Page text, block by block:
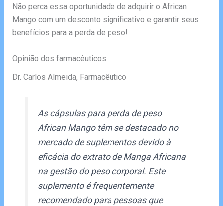
Não perca essa oportunidade de adquirir o African
Mango com um desconto significativo e garantir seus
benefícios para a perda de peso!
Opinião dos farmacêuticos
Dr. Carlos Almeida, Farmacêutico
As cápsulas para perda de peso
African Mango têm se destacado no
mercado de suplementos devido à
eficácia do extrato de Manga Africana
na gestão do peso corporal. Este
suplemento é frequentemente
recomendado para pessoas que